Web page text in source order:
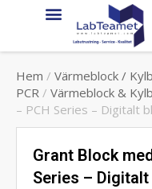
Hem / Värmeblock /
PCR / Värmeblock &
– PCH Series – Digitalt
Grant Block
Series –